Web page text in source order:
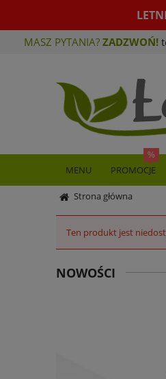
MASZ PYTANIA? ZADZWOŃ!
MENU PROMOCJE
Strona główna
Ten produkt jest
NOWOŚCI